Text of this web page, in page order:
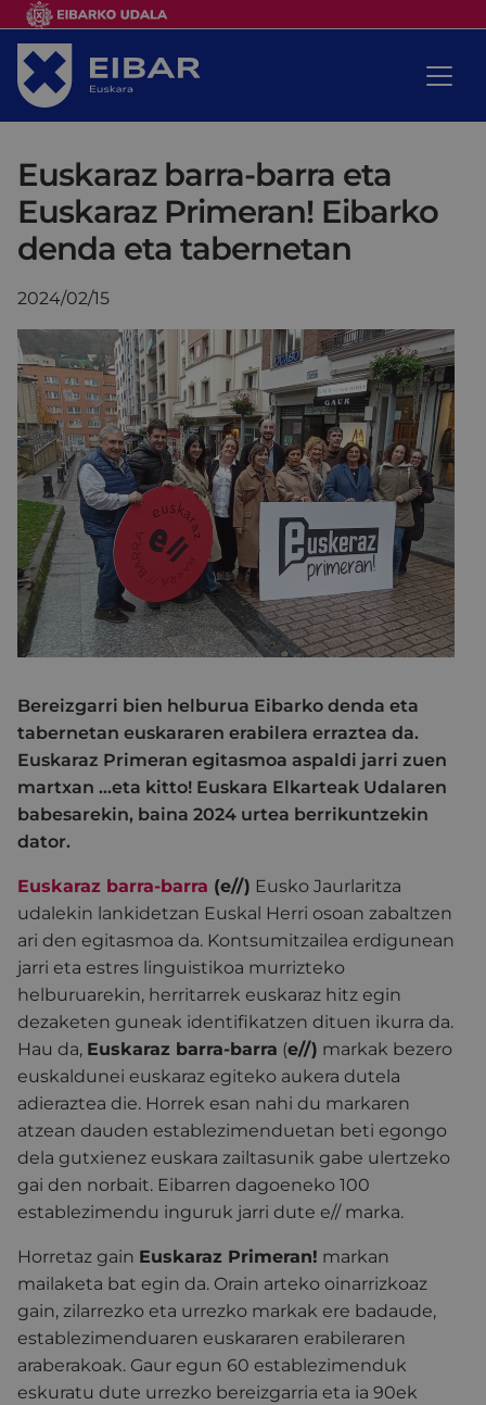
Euskaraz barra-barra eta
Euskaraz Primeran! Eibarko
denda eta tabernetan
2024/02/15
Bereizgarri bien helburua Eibarko denda eta
tabernetan euskararen erabilera erraztea da.
Euskaraz Primeran egitasmoa aspaldi jarri zuen
martxan …eta kitto! Euskara Elkarteak Udalaren
babesarekin, baina 2024 urtea berrikuntzekin
dator.
Euskaraz barra-barra (e//) Eusko Jaurlaritza
udalekin lankidetzan Euskal Herri osoan zabaltzen
ari den egitasmoa da. Kontsumitzailea erdigunean
jarri eta estres linguistikoa murrizteko
helburuarekin, herritarrek euskaraz hitz egin
dezaketen guneak identifikatzen dituen ikurra da.
Hau da, Euskaraz barra-barra (e//) markak bezero
euskaldunei euskaraz egiteko aukera dutela
adieraztea die. Horrek esan nahi du markaren
atzean dauden establezimenduetan beti egongo
dela gutxienez euskara zailtasunik gabe ulertzeko
gai den norbait. Eibarren dagoeneko 100
establezimendu inguruk jarri dute e// marka.
Horretaz gain Euskaraz Primeran! markan
mailaketa bat egin da. Orain arteko oinarrizkoaz
gain, zilarrezko eta urrezko markak ere badaude,
establezimenduaren euskararen erabileraren
araberakoak. Gaur egun 60 establezimenduk
eskuratu dute urrezko bereizgarria eta ia 90ek